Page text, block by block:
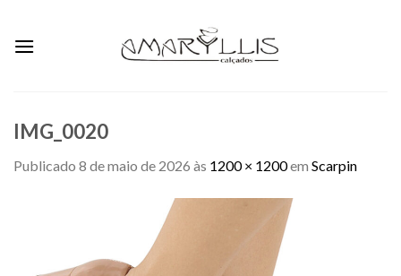
content
IMG_0020
Publicado 8 de maio de 2026 às 1200 × 1200em Scarpin